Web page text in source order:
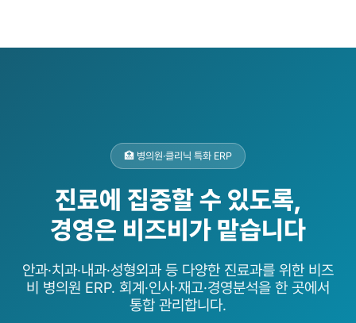
🏥 병의원·클리닉 특화 ERP
진료에 집중할 수 있도록,
경영은 비즈비가 맡습니다
안과·치과·내과·성형외과 등 다양한 진료과를 위한 비즈
비 병의원 ERP. 회계·인사·재고·경영분석을 한 곳에서
통합 관리합니다.